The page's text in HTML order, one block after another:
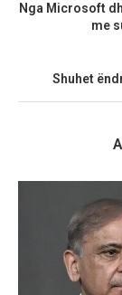
Nga Microsoft
me
Shuhet